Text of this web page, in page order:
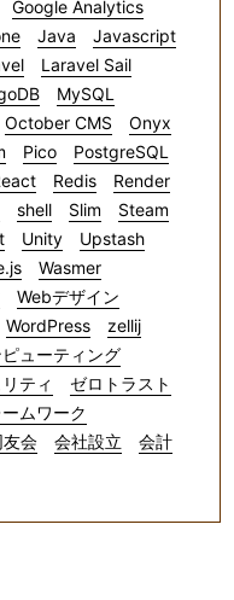
Google Analytics
Java
Javascript
Laravel Sail
MySQL
October CMS
Onyx
Pico
PostgreSQL
Redis
Render
shell Slim
Steam
Unity
Upstash
Wasmer
Webデザイン
WordPress
zellij
ューティング
ティ
ゼロトラスト
ムワーク
会 会社設立
会計